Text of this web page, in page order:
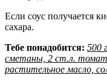
Если соус получается
сахара.
Тебе понадобится: 500
сметаны, 2 ст.л.
растительное масло,